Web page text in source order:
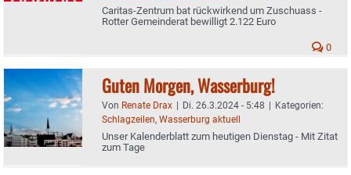
Caritas-Zentrum bat rückwirkend um Zuschuass -
Rotter Gemeinderat bewilligt 2.122 Euro
0
Guten Morgen, Wasserburg!
Von Renate Drax | Di. 26.3.2024 - 5:48 | Kategorien:
Schlagzeilen, Wasserburg aktuell
Unser Kalenderblatt zum heutigen Dienstag - Mit Zitat
zum Tage